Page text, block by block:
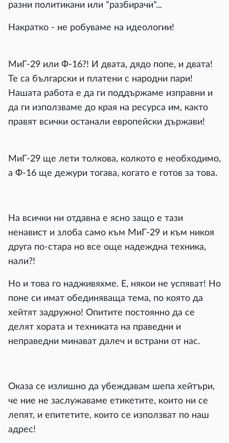
разни политикани или "разбирачи"...
Накратко - не робуваме на идеологии!
МиГ-29 или Ф-16?! И двата, дядо попе, и двата!
Те са български и платени с народни пари!
Нашата работа е да ги поддържаме изправни и
да ги използваме до края на ресурса им, както
правят всички останали европейски държави!
МиГ-29 ще лети толкова, колкото е необходимо,
а Ф-16 ще дежури тогава, когато е готов за това.
На всички ни отдавна е ясно защо е тази
ненавист и злоба само към МиГ-29 и към никоя
друга по-стара но все още надеждна техника,
нали?!
Но и това го надживяхме. Е, някои не успяват! Но
поне си имат обединяваща тема, по която да
хейтят задружно! Опитите постоянно да се
делят хората и техниката на праведни и
неправедни минават далеч и встрани от нас.
Оказа се излишно да убеждавам шепа хейтъри,
че ние не заслужаваме етикетите, които ни се
лепят, и епитетите, които се използват по наш
адрес!